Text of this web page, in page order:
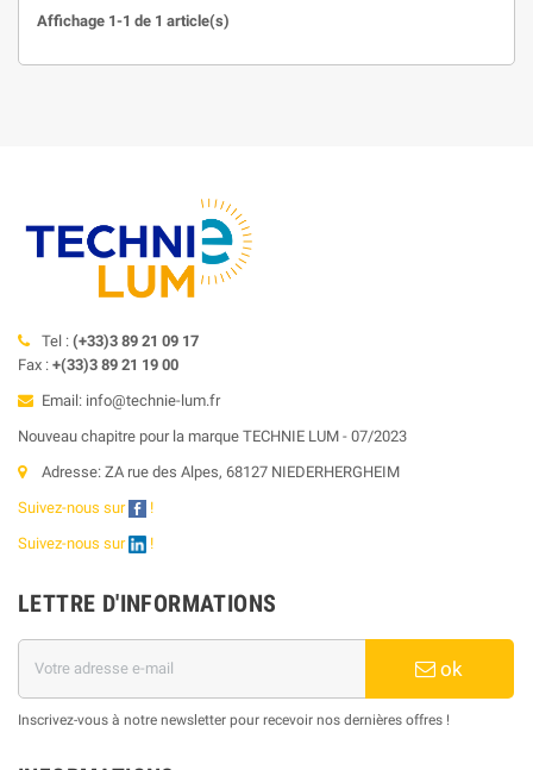
Affichage 1-1 de 1 article(s)
Tel : (+33)3 89 21 09 17
Fax : +(33)3 89 21 19 00
Email: info@technie-lum.fr
Nouveau chapitre pour la marque TECHNIE LUM - 07/2023
Adresse: ZA rue des Alpes, 68127 NIEDERHERGHEIM
Suivez-nous sur
!
Suivez-nous sur
!
LETTRE D'INFORMATIONS
ok
Inscrivez-vous à notre newsletter pour recevoir nos dernières offres !